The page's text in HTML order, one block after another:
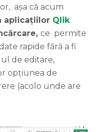
așa că acum
aplicațiilor Qlik
ce permite
rapide fără a fi
de editare,
opțiunea de
(acolo unde are